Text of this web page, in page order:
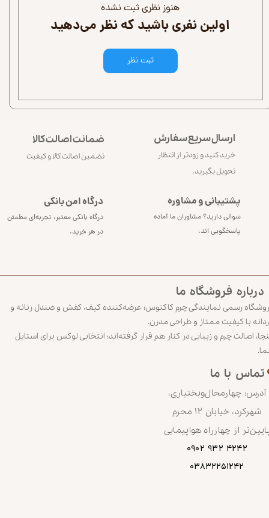
هنوز نظری ثبت نشده
اولین نفری باشید که نظر می‌دهید
ثبت نظر
ارسال سریع سفارش
خرید کنید و زودتر از انتظار
تحویل بگیرید.
درگاه امن بانکی​​​​​​​
درگاه بانکی معتبر، تجربه‌ای مطمئن
در هر خرید.
ضمانت اصالت کالا
تضمین اصالت کالا و کیفیت
درباره‌‌‌‌‌‌‌‌‌‌‌‌‌ فروشگاه‌‌ ما
رسمی نمایندگی چرم کاکتوس؛ عرضه‌کننده کیف، کفش و صندل زنانه و
با کیفیت ممتاز و طراحی مدرن.
اصالت چرم و زیبایی در کنار هم قرار گرفته‌اند؛ انتخابی لوکس برای استایل
پشتیبانی و مشاوره
سوالی دارید؟ مشاوران ما آماده
پاسخگویی اند.
تماس‌ با‌ ما
آدرس: چهارمحال‌وبختیاری،
شهرکرد، خیابان ۱۲ محرم
از چهارراه هواپیمایی
۴۲۴۲ ۹۳۲ ۰۹۰۲
۰۳۸۳۲۲۵۱۲۴۲